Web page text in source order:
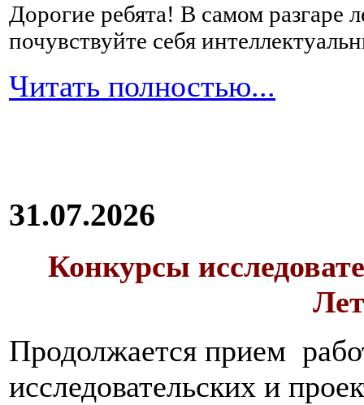
Дорогие ребята! В самом разгаре
почувствуйте себя
Читать полностью...
31.07.2026
Конкурсы
Продолжается прием
исследовательских и